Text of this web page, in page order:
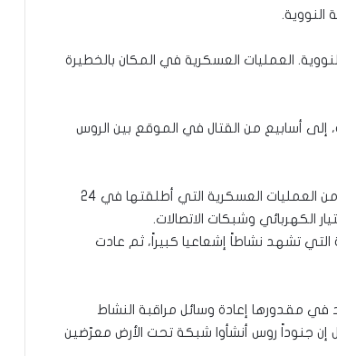
النووية.
العمليات العسكرية في المكان بالخطيرة
إلى أسابيع من القتال في الموقع بين الروس
وكانت القوات الروسية قد سيطرت على المحطة في اليوم الأول من العمليات العسكرية التي أطلقتها في 24
الكهربائي وشبكات الاتصالات.
تشهد نشاطاً إشعاعيا كبيراً، ثم عادت
في مقدورها إعادة وسائل مراقبة النشاط
جنوداً روس أنشأوا شبكة تحت الأرض معرّضين